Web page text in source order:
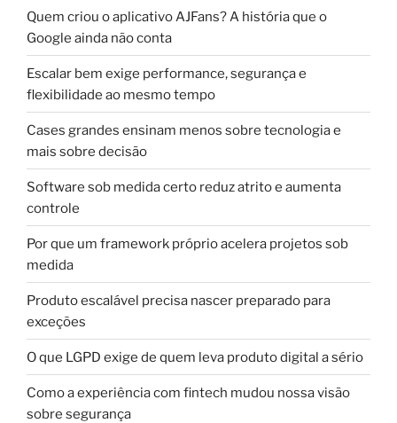
Quem criou o aplicativo AJFans? A história que o
Google ainda não conta
Escalar bem exige performance, segurança e
flexibilidade ao mesmo tempo
Cases grandes ensinam menos sobre tecnologia e
mais sobre decisão
Software sob medida certo reduz atrito e aumenta
controle
Por que um framework próprio acelera projetos sob
medida
Produto escalável precisa nascer preparado para
exceções
O que LGPD exige de quem leva produto digital a sério
Como a experiência com fintech mudou nossa visão
sobre segurança